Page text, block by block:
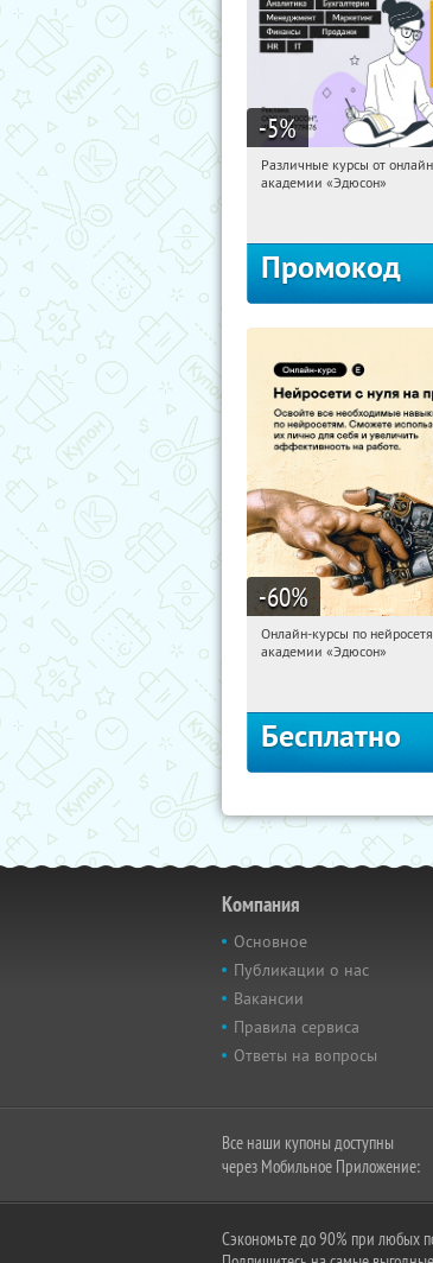
-5%
20:33:57
Различные курсы от
академии «Эдюсон»
Промокод
-60%
20:33:57
Онлайн-курсы по
академии «Эдюсон»
Бесплатно
Компания
Основное
Публикации о нас
Вакансии
Правила сервиса
Ответы на вопросы
Все наши купоны доступны
через Мобильное Приложение:
Сэкономьте до 90% при любых